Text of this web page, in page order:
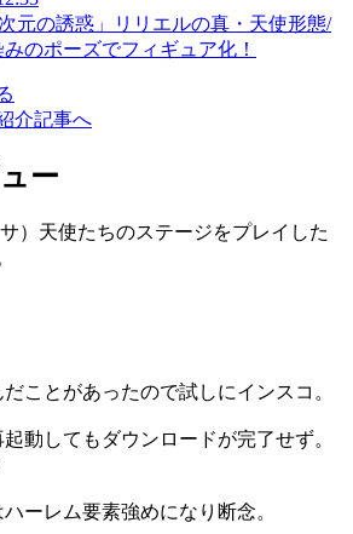
元の誘惑」リリエルの真・天使形態/
のポーズでフィギュア化！
介記事へ
ー
）天使たちのステージをプレイした
ことがあったので試しにインスコ。
動してもダウンロードが完了せず。
ーレム要素強めになり断念。